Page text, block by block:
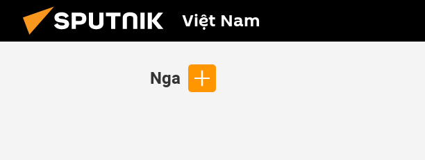
Việt Nam
Nga